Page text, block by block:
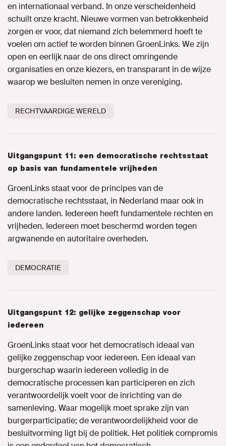
en internationaal verband. In onze verscheidenheid
schuilt onze kracht. Nieuwe vormen van betrokkenheid
zorgen er voor, dat niemand zich belemmerd hoeft te
voelen om actief te worden binnen GroenLinks. We zijn
open en eerlijk naar de ons direct omringende
organisaties en onze kiezers, en transparant in de wijze
waarop we besluiten nemen in onze vereniging.
RECHTVAARDIGE WERELD
Uitgangspunt 11: een democratische rechtsstaat
op basis van fundamentele vrijheden
GroenLinks staat voor de principes van de
democratische rechtsstaat, in Nederland maar ook in
andere landen. Iedereen heeft fundamentele rechten en
vrijheden. Iedereen moet beschermd worden tegen
argwanende en autoritaire overheden.
DEMOCRATIE
Uitgangspunt 12: gelijke zeggenschap voor
iedereen
GroenLinks staat voor het democratisch ideaal van
gelijke zeggenschap voor iedereen. Een ideaal van
burgerschap waarin iedereen volledig in de
democratische processen kan participeren en zich
verantwoordelijk voelt voor de inrichting van de
samenleving. Waar mogelijk moet sprake zijn van
burgerparticipatie; de verantwoordelijkheid voor de
besluitvorming ligt bij de politiek. Het politiek compromis